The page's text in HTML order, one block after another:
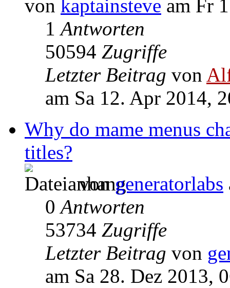
von kaptainsteve am Fr
1Antworten
50594 Zugriffe
Letzter Beitrag von
am Sa 12. Apr 2014,
Why do mame menus
titles?
vongeneratorlabs
0Antworten
53734 Zugriffe
Letzter Beitrag von
am Sa 28. Dez 2013,